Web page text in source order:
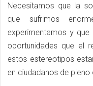
Necesitamos que la
que sufrimos
experimentamos y
oportunidades que el
estos estereotipos
en ciudadanos de pleno